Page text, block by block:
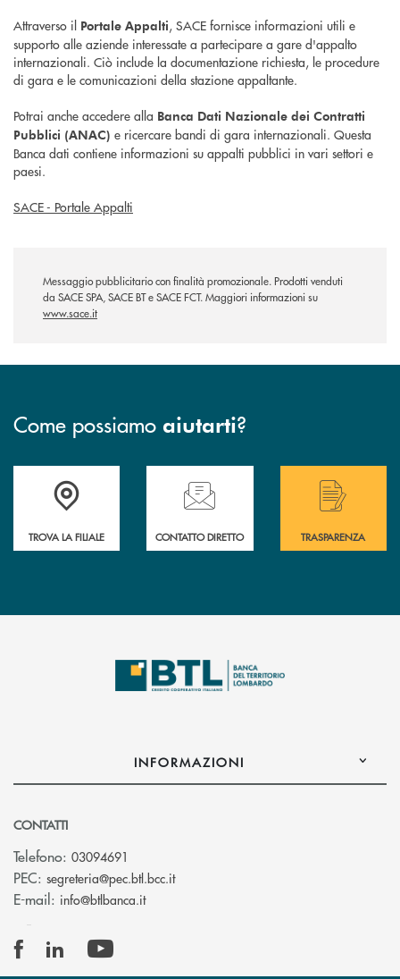
Attraverso il Portale Appalti, SACE fornisce informazioni utili e
supporto alle aziende interessate a partecipare a gare d'appalto
internazionali. Ciò include la documentazione richiesta, le procedure
di gara e le comunicazioni della stazione appaltante.
Potrai anche accedere alla Banca Dati Nazionale dei Contratti
Pubblici (ANAC) e ricercare bandi di gara internazionali. Questa
Banca dati contiene informazioni su appalti pubblici in vari settori e
paesi.
SACE - Portale Appalti
Messaggio pubblicitario con finalità promozionale. Prodotti venduti
da SACE SPA, SACE BT e SACE FCT. Maggiori informazioni su
www.sace.it
Come possiamo aiutarti?
Accedi all' elenco completo delle filiali .
TROVA LA FILIALE
Hai bisogno di assistenza immediata?
CONTATTO DIRETTO
Hai bisogno di
TRASPARENZA
INFORMAZIONI
CONTATTI
Telefono: 03094691
PEC: segreteria@pec.btl.bcc.it(si apre l’app di posta elettronica)
E-mail: info@btlbanca.it(si apre l’app di posta elettronica)